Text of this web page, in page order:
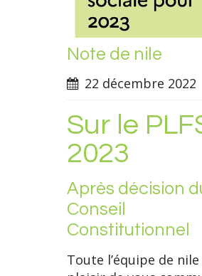
Note de nile
22 décembre 2022
Sur le
2023
Après décision
Conseil
Constitutionnel
Toute l’équipe de nile